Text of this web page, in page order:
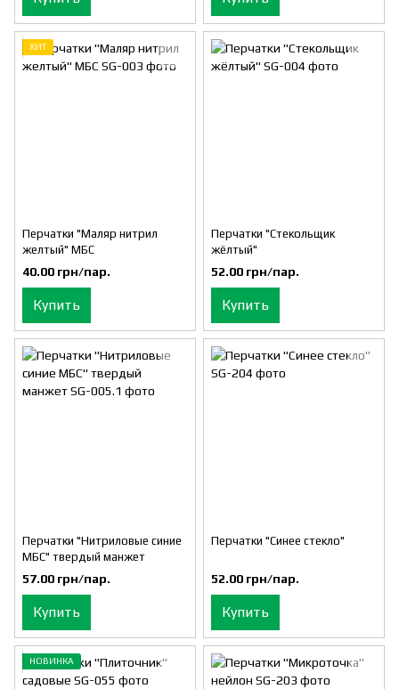
ХИТ
Перчатки "Маляр нитрил
желтый" МБС
40.00 грн/пар.
Купить
Перчатки "Стекольщик
жёлтый"
52.00 грн/пар.
Купить
Перчатки "Нитриловые синие
МБС" твердый манжет
57.00 грн/пар.
Купить
Перчатки "Синее стекло"
52.00 грн/пар.
Купить
НОВИНКА